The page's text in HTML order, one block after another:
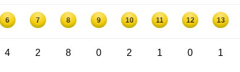
6 7 8 9 10 11 12 13
4 2 8 0 2 1 0 1